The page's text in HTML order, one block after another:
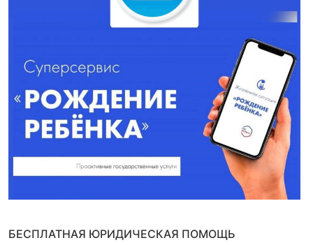
БЕСПЛАТНАЯ ЮРИДИЧЕСКАЯ ПОМОЩЬ